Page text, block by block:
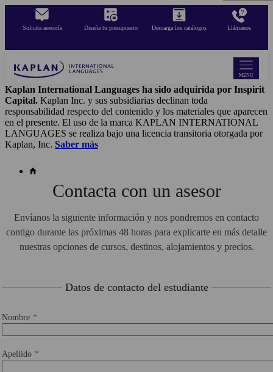
mainSolicita asesoría Diseña tu presupuesto Descarga los catálogos Llámanos
MENU
Kaplan International Languages ha sido adquirida por Inspirit
Capital. Kaplan Inc. y sus subsidiarias declinan toda
responsabilidad respecto del contenido y los materiales que aparecen
en el presente. El uso de la marca KAPLAN INTERNATIONAL
LANGUAGES se realiza bajo una licencia transitoria otorgada por
Kaplan, Inc. Saber más
Contacta con un asesor
Envíanos la siguiente información y nos pondremos en contacto
contigo durante las próximas 48 horas para explicarte en más detalle
nuestras opciones de cursos, destinos, alojamientos y precios.
Datos de contacto del estudiante
Nombre
Apellido